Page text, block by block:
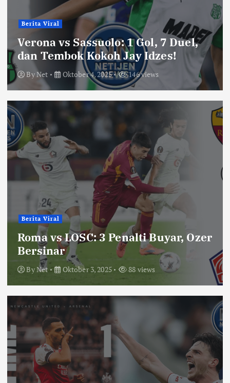
Berita Viral
Verona vs Sassuolo: 1 Gol, 7 Duel,
dan Tembok Kokoh Jay Idzes!
ByNet Oktober 4, 2025 146 views
Berita Viral
Roma vs LOSC: 3 Penalti Buyar, Ozer
Bersinar
ByNet Oktober 3, 2025 88 views